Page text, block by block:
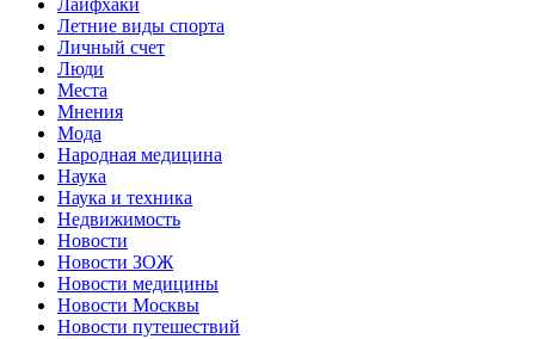
Летние виды спорта
Личный счет
Люди
Места
Мнения
Мода
Народная медицина
Наука
Наука и техника
Недвижимость
Новости
Новости ЗОЖ
Новости медицины
Новости Москвы
Новости путешествий